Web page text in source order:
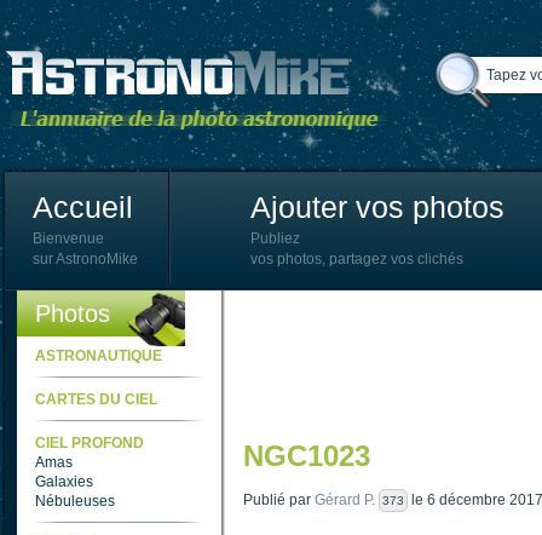
Accueil
Bienvenue
sur AstronoMike
Ajouter vos photos
Publiez
vos photos, partagez vos clichés
Photos
ASTRONAUTIQUE
CARTES DU CIEL
CIEL PROFOND
Amas
Galaxies
Nébuleuses
NGC1023
Publié par Gérard P. 373 le 6 décembre